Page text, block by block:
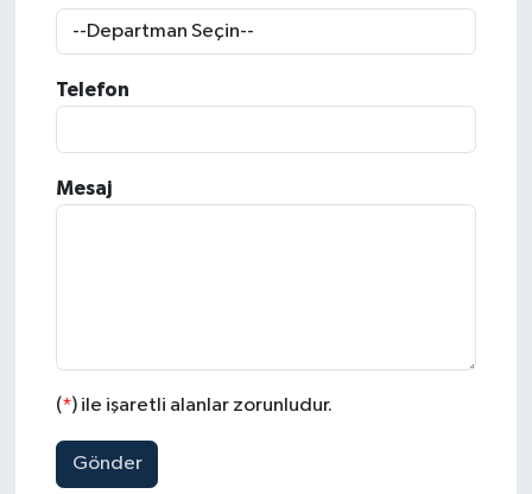
Telefon
Mesaj
(*) ile işaretli alanlar zorunludur.
Gönder
Sağlık
Kültür & Sanat